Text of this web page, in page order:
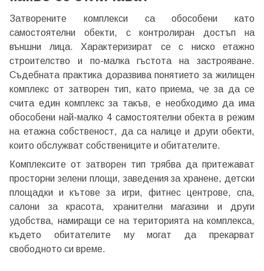
Затворените комплекси са обособени като
самостоятелни обекти, с контролиран достъп на
външни лица. Характеризират се с ниско етажно
строителство и по-малка гъстота на застрояване.
Съдебната практика доразвива понятието за жилищен
комплекс от затворен тип, като приема, че за да се
счита един комплекс за такъв, е необходимо да има
обособени най-малко 4 самостоятелни обекта в режим
на етажна собственост, да са налице и други обекти,
които обслужват собствениците и обитателите.
Комплексите от затворен тип трябва да притежават
просторни зелени площи, заведения за хранене, детски
площадки и кътове за игри, фитнес центрове, спа,
салони за красота, хранителни магазини и други
удобства, намиращи се на територията на комплекса,
където обитателите му могат да прекарват
свободното си време.